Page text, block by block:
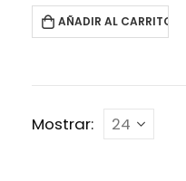
AÑADIR AL CARRITO
Mostrar: